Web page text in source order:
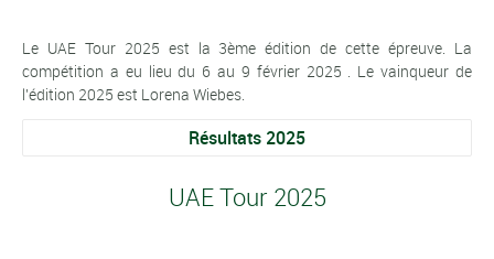
Le UAE Tour 2025 est la 3ème édition de cette épreuve. La
compétition a eu lieu du 6 au 9 février 2025 . Le vainqueur de
l'édition 2025 est Lorena Wiebes.
Résultats 2025
UAE Tour 2025